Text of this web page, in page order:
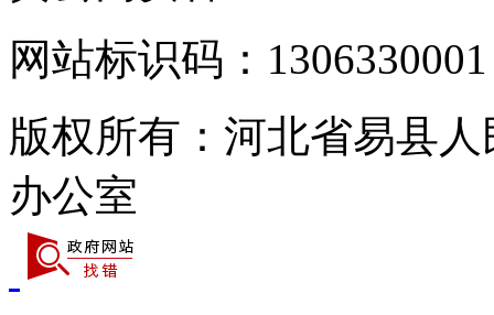
网站标识码：1306330001
版权所有：河北省易县
办公室